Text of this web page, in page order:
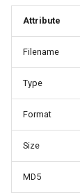
Attribute
Filename
Type
Format
Size
MD5